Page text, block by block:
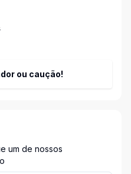
ou caução!
um de nossos